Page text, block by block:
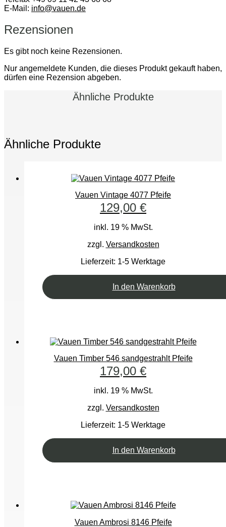
E-Mail: info@vauen.de
Rezensionen
Es gibt noch keine Rezensionen.
Nur angemeldete Kunden, die dieses Produkt gekauft haben,
dürfen eine Rezension abgeben.
Ähnliche Produkte
Ähnliche Produkte
Vauen Vintage 4077 Pfeife
129,00 €
inkl. 19 % MwSt.
zzgl. Versandkosten
Lieferzeit: 1-5 Werktage
In den Warenkorb
Vauen Timber 546 sandgestrahlt Pfeife
179,00 €
inkl. 19 % MwSt.
zzgl. Versandkosten
Lieferzeit: 1-5 Werktage
In den Warenkorb
Vauen Ambrosi 8146 Pfeife